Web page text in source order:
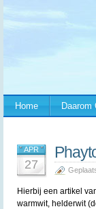
Home Daarom
APR
27
Hierbij een artikel
warmwit, helderwit